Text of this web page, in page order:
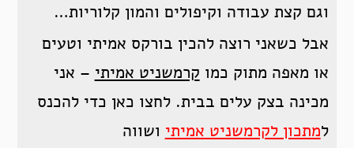
וגם קצת עבודה וקיפולים והמון קלוריות…
אבל כשאני רוצה להכין בורקס אמיתי וטעים
או מאפה מתוק כמו קרמשניט אמיתי – אני
מכינה בצק עלים בבית. לחצו כאן כדי להכנס
למתכון לקרמשניט אמיתי ושווה